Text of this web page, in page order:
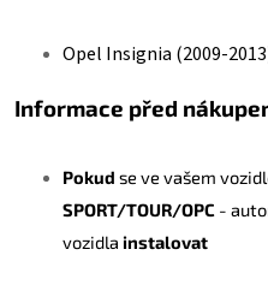
Opel Insignia (2009-
Informace před
Pokud se ve vašem
SPORT/TOUR/OPC -
vozidla instalovat